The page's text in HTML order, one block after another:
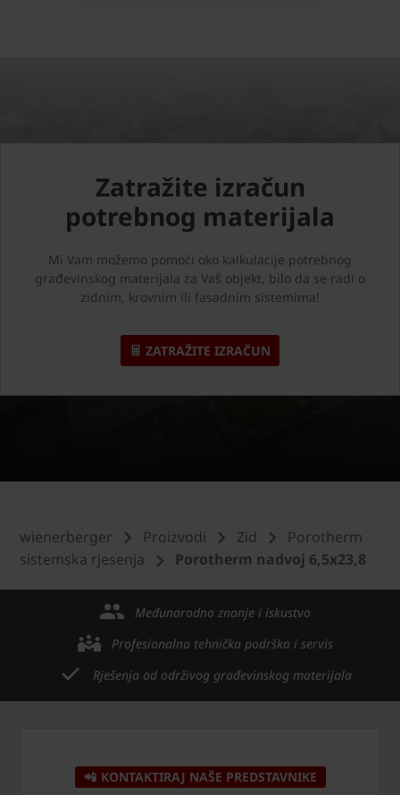
Zatražite izračun
potrebnog materijala
Mi Vam možemo pomoći oko kalkulacije potrebnog
građevinskog materijala za Vaš objekt, bilo da se radi o
zidnim, krovnim ili fasadnim sistemima!
ZATRAŽITE IZRAČUN
wienerberger Proizvodi Zid
Porotherm
sistemska rjesenja
Porotherm nadvoj 6,5x23,8
Međunarodno znanje i iskustvo
Profesionalna tehnička podrška i servis
Rješenja od održivog građevinskog materijala
📲 KONTAKTIRAJ NAŠE PREDSTAVNIKE